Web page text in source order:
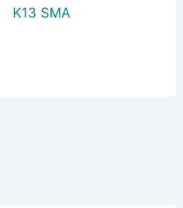
K13 SMA